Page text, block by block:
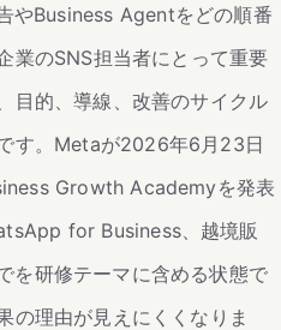
やBusiness Agentをどの順番
業のSNS担当者にとって重要
目的、導線、改善のサイクル
す。Metaが2026年6月23日
Growth Academyを発表
for Business、越境販
研修テーマに含める状態で
の理由が見えにくくなりま